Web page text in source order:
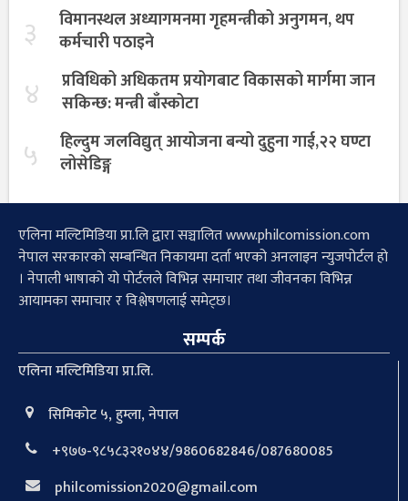
३
विमानस्थल अध्यागमनमा गृहमन्त्रीको अनुगमन, थप
कर्मचारी पठाइने
४
प्रविधिको अधिकतम प्रयोगबाट विकासको मार्गमा जान
सकिन्छ: मन्त्री बाँस्कोटा
५
हिल्दुम जलविद्युत् आयोजना बन्यो दुहुना गाई,२२ घण्टा
लोसेडिङ्ग
एलिना मल्टिमिडिया प्रा.लि द्वारा सञ्चालित www.philcomission.com
नेपाल सरकारको सम्बन्धित निकायमा दर्ता भएको अनलाइन न्युजपोर्टल हो
। नेपाली भाषाको यो पोर्टलले विभिन्न समाचार तथा जीवनका विभिन्न
आयामका समाचार र विश्लेषणलाई समेट्छ।
सम्पर्क
एलिना मल्टिमिडिया प्रा.लि.
सिमिकोट ५, हुम्ला, नेपाल
+९७७-९८५८३२१०४४/9860682846/087680085
philcomission2020@gmail.com